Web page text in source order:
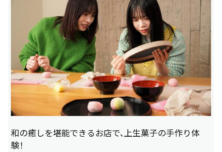
和の癒しを堪能できるお店で、上生菓子の手作り体
験！